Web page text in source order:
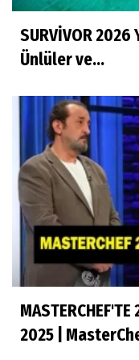
SURVİVOR 2026
Ünlüler ve...
MASTERCHEF'TE
2025 |